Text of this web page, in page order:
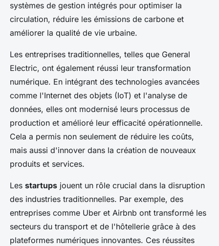
systèmes de gestion intégrés pour optimiser la
circulation, réduire les émissions de carbone et
améliorer la qualité de vie urbaine.
Les entreprises traditionnelles, telles que General
Electric, ont également réussi leur transformation
numérique. En intégrant des technologies avancées
comme l'Internet des objets (IoT) et l'analyse de
données, elles ont modernisé leurs processus de
production et amélioré leur efficacité opérationnelle.
Cela a permis non seulement de réduire les coûts,
mais aussi d'innover dans la création de nouveaux
produits et services.
Les startups jouent un rôle crucial dans la disruption
des industries traditionnelles. Par exemple, des
entreprises comme Uber et Airbnb ont transformé les
secteurs du transport et de l'hôtellerie grâce à des
plateformes numériques innovantes. Ces réussites